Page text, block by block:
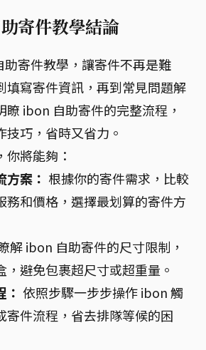
寄件教學結論
寄件教學，讓寄件不再是難
填寫寄件資訊，再到常見問題解
瞭 ibon 自助寄件的完整流程，
巧，省時又省力。
將能夠：
案： 根據你的寄件需求，比較
務和價格，選擇最划算的寄件方
解 ibon 自助寄件的尺寸限制，
避免包裹超尺寸或超重量。
依照步驟一步步操作 ibon 觸
寄件流程，省去排隊等候的困